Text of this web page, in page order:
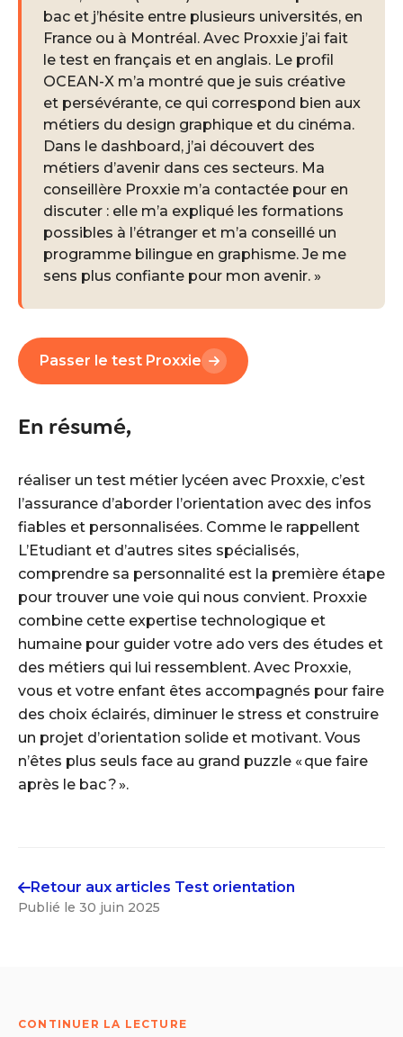
bac et j’hésite entre plusieurs universités, en
France ou à Montréal. Avec Proxxie j’ai fait
le test en français et en anglais. Le profil
OCEAN-X m’a montré que je suis créative
et persévérante, ce qui correspond bien aux
métiers du design graphique et du cinéma.
Dans le dashboard, j’ai découvert des
métiers d’avenir dans ces secteurs. Ma
conseillère Proxxie m’a contactée pour en
discuter : elle m’a expliqué les formations
possibles à l’étranger et m’a conseillé un
programme bilingue en graphisme. Je me
sens plus confiante pour mon avenir. »
Passer le test Proxxie
En résumé,
réaliser un test métier lycéen avec Proxxie, c’est
l’assurance d’aborder l’orientation avec des infos
fiables et personnalisées. Comme le rappellent
L’Etudiant et d’autres sites spécialisés,
comprendre sa personnalité est la première étape
pour trouver une voie qui nous convient. Proxxie
combine cette expertise technologique et
humaine pour guider votre ado vers des études et
des métiers qui lui ressemblent. Avec Proxxie,
vous et votre enfant êtes accompagnés pour faire
des choix éclairés, diminuer le stress et construire
un projet d’orientation solide et motivant. Vous
n’êtes plus seuls face au grand puzzle « que faire
après le bac ? ».
Retour aux articles Test orientation
Publié le 30 juin 2025
CONTINUER LA LECTURE